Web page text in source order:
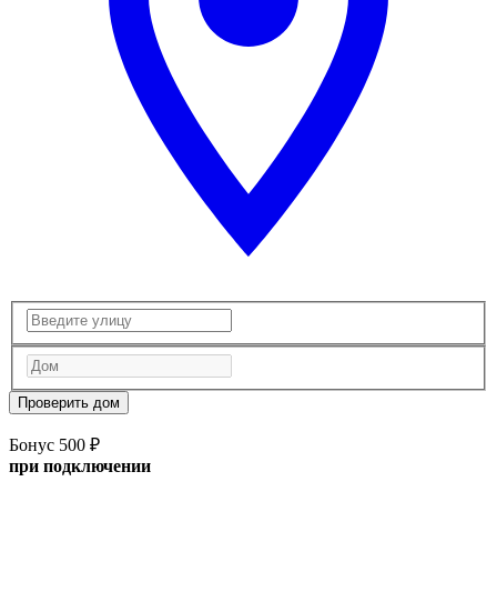
Проверить дом
Бонус 500 ₽
при подключении